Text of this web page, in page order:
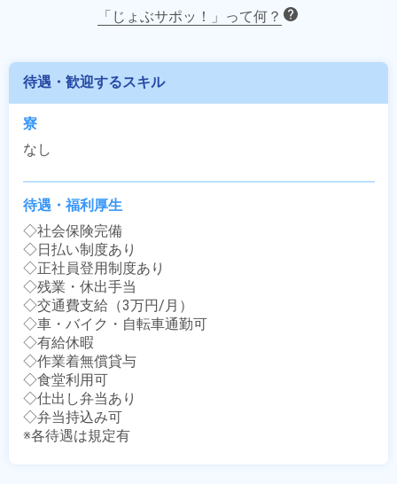
「じょぶサポッ！」って何？
待遇・歓迎するスキル
寮
なし
待遇・福利厚生
◇社会保険完備
◇日払い制度あり
◇正社員登用制度あり
◇残業・休出手当
◇交通費支給（3万円/月）
◇車・バイク・自転車通勤可
◇有給休暇
◇作業着無償貸与
◇食堂利用可
◇仕出し弁当あり
◇弁当持込み可
※各待遇は規定有